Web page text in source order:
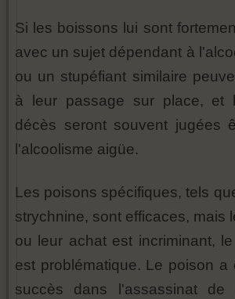
Si les boissons lui sont
avec un sujet dépendant à
ou un stupéfiant similaire
à leur passage sur place, et
décès seront souvent jugées
l'alcoolisme aigüe.
Les poisons spécifiques, tels
strychnine, sont efficaces, mais
ou leur achat est incriminant,
est problématique. Le poison a
succès dans l'assassinat de